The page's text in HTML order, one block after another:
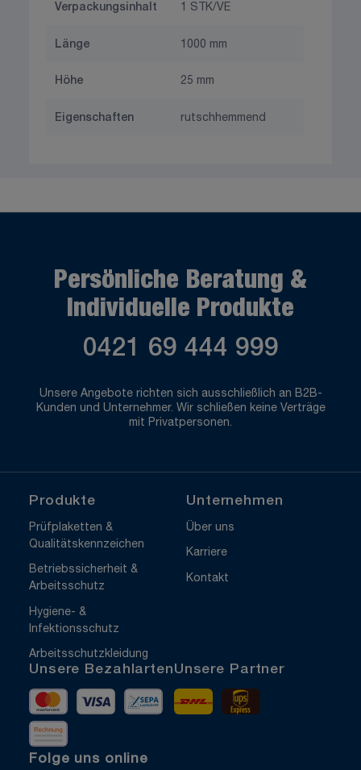
Verpackungsinhalt 1 STK/VE
Länge 1000 mm
Höhe 25 mm
Eigenschaften rutschhemmend
Persönliche Beratung &
Individuelle Produkte
0421 69 444 999
Unsere Angebote richten sich ausschließlich an B2B-
Kunden und Unternehmer. Wir schließen keine Verträge
mit Privatpersonen.
Produkte
Prüfplaketten &
Qualitätskennzeichen
Betriebssicherheit &
Arbeitsschutz
Hygiene- &
Infektionsschutz
Arbeitsschutzkleidung
Unternehmen
Über uns
Karriere
Kontakt
Unsere Bezahlarten
MastercardVisa Vorkasse
Rechnung
Unsere Partner
DHL
Folge uns online